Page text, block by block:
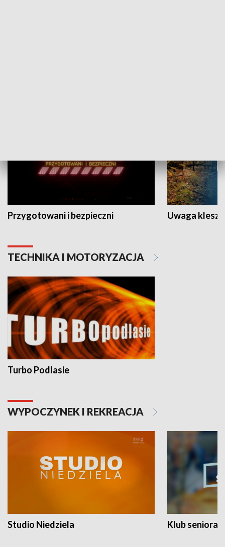
Przygotowani i bezpieczni Uwaga
TECHNIKA I MOTORYZACJA
Turbo Podlasie
WYPOCZYNEK I REKREACJA
Studio Niedziela Klub seniora